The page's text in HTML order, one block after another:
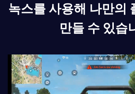
녹스를 사용해 나만의
만들 수 있습